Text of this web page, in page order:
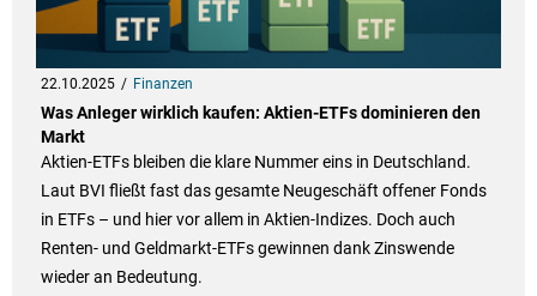
22.10.2025 Finanzen
Was Anleger wirklich kaufen: Aktien-ETFs dominieren den
Markt
Aktien-ETFs bleiben die klare Nummer eins in Deutschland.
Laut BVI fließt fast das gesamte Neugeschäft offener Fonds
in ETFs – und hier vor allem in Aktien-Indizes. Doch auch
Renten- und Geldmarkt-ETFs gewinnen dank Zinswende
wieder an Bedeutung.